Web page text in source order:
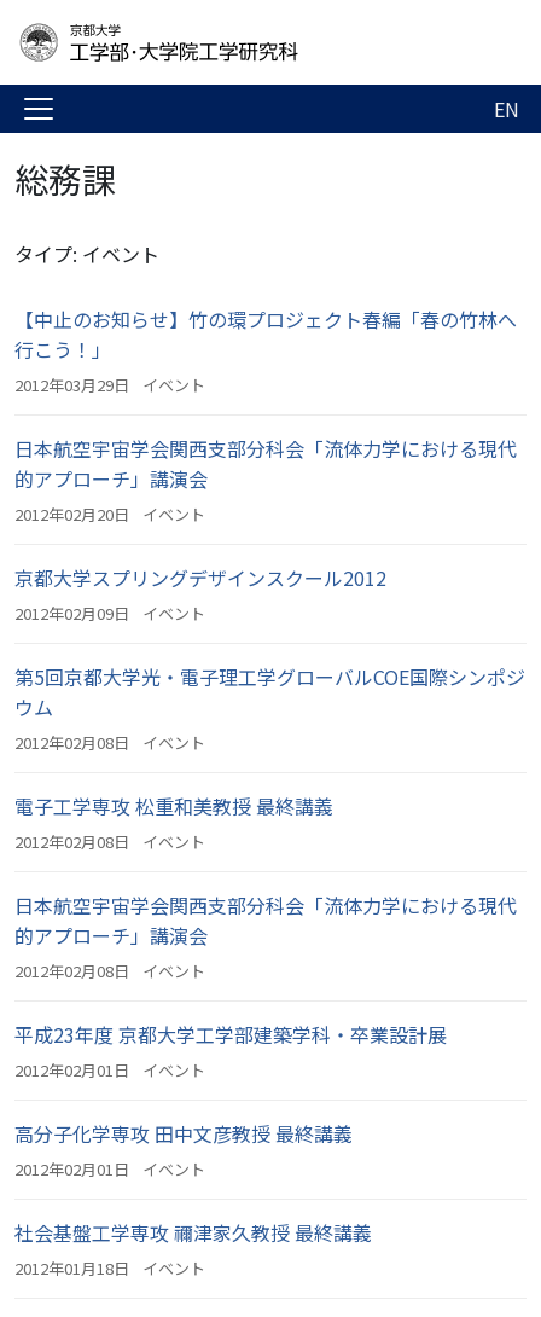
EN
総務課
タイプ: イベント
【中止のお知らせ】竹の環プロジェクト春編「春の竹林へ
行こう！」
2012年03月29日 イベント
日本航空宇宙学会関西支部分科会「流体力学における現代
的アプローチ」講演会
2012年02月20日 イベント
京都大学スプリングデザインスクール2012
2012年02月09日 イベント
第5回京都大学光・電子理工学グローバルCOE国際シンポジ
ウム
2012年02月08日 イベント
電子工学専攻 松重和美教授 最終講義
2012年02月08日 イベント
日本航空宇宙学会関西支部分科会「流体力学における現代
的アプローチ」講演会
2012年02月08日 イベント
平成23年度 京都大学工学部建築学科・卒業設計展
2012年02月01日 イベント
高分子化学専攻 田中文彦教授 最終講義
2012年02月01日 イベント
社会基盤工学専攻 禰津家久教授 最終講義
2012年01月18日 イベント